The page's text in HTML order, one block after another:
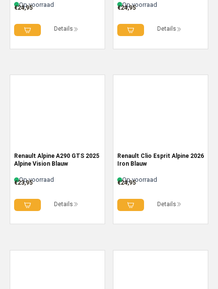
Op voorraad
€24,95
Details
Op voorraad
€24,95
Details
Renault Alpine A290 GTS 2025
Alpine Vision Blauw
Op voorraad
€23,95
Details
Renault Clio Esprit Alpine 2026
Iron Blauw
Op voorraad
€24,95
Details